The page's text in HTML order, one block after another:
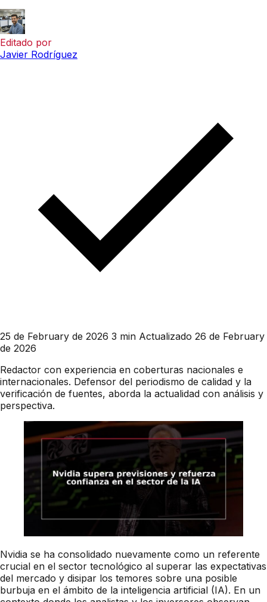
Editado por
Javier Rodríguez
25 de February de 2026 3 min Actualizado 26 de February
de 2026
Redactor con experiencia en coberturas nacionales e
internacionales. Defensor del periodismo de calidad y la
verificación de fuentes, aborda la actualidad con análisis y
perspectiva.
Nvidia se ha consolidado nuevamente como un referente
crucial en el sector tecnológico al superar las expectativas
del mercado y disipar los temores sobre una posible
burbuja en el ámbito de la inteligencia artificial (IA). En un